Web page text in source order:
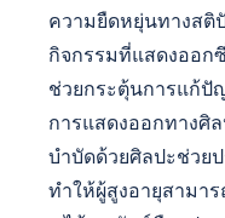
ความยืดหยุ่นทางส
กิจกรรมที่แสดงออก
ช่วยกระตุ้นการแก้ปั
การแสดงออกทางศิ
บำบัดด้วยศิลปะช่วย
ทำให้ผู้สูงอายุสามา